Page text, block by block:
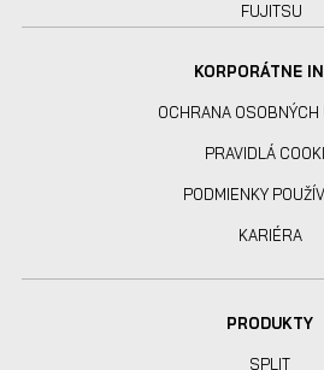
KORPORÁTNE
OCHRANA OSOBNÝCH
PRAVIDLÁ
PODMIENKY
KARIÉRA
PRODUKTY
SPLIT